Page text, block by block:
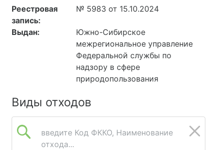
Реестровая
запись:
№ 5983 от 15.10.2024
Выдан:
Южно-Сибирское
межрегиональное управление
Федеральной службы по
надзору в сфере
природопользования
Виды отходов
введите Код ФККО, Наименование
отхода...